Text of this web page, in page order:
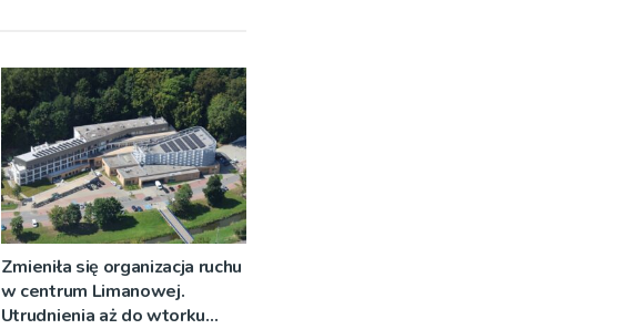
Zmieniła się organizacja ruchu
w centrum Limanowej.
Utrudnienia aż do wtorku